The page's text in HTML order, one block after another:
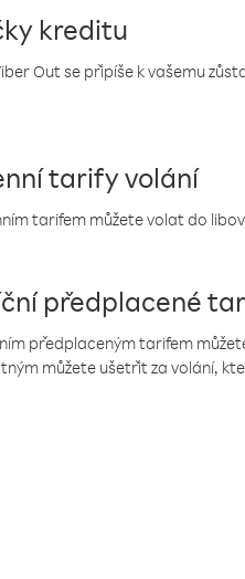
kreditu
Out se připíše k vašemu
tarify volání
tarifem můžete volat do
předplacené
předplaceným tarifem
můžete ušetřit za volání,